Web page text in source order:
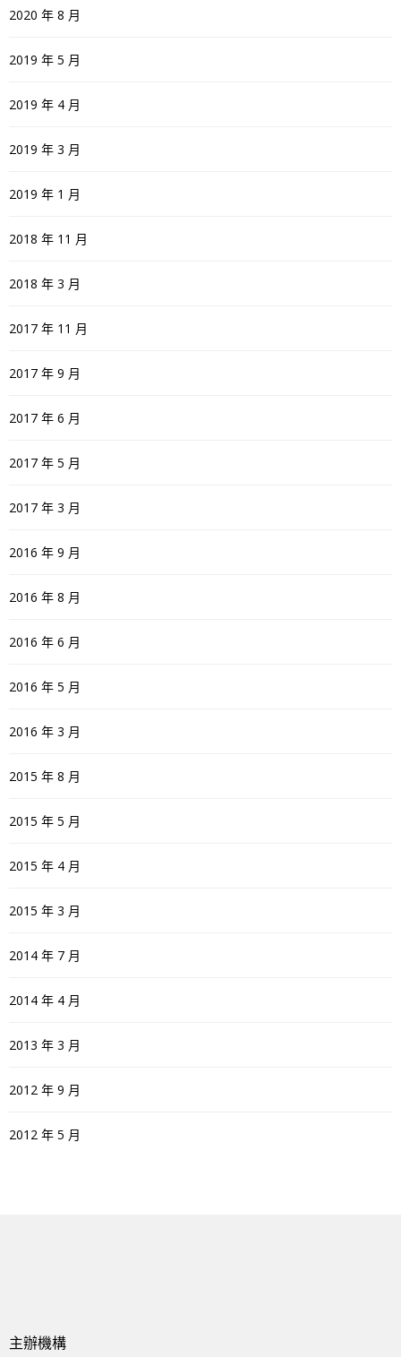
2020 年 8 月
2019 年 5 月
2019 年 4 月
2019 年 3 月
2019 年 1 月
2018 年 11 月
2018 年 3 月
2017 年 11 月
2017 年 9 月
2017 年 6 月
2017 年 5 月
2017 年 3 月
2016 年 9 月
2016 年 8 月
2016 年 6 月
2016 年 5 月
2016 年 3 月
2015 年 8 月
2015 年 5 月
2015 年 4 月
2015 年 3 月
2014 年 7 月
2014 年 4 月
2013 年 3 月
2012 年 9 月
2012 年 5 月
主辦機構